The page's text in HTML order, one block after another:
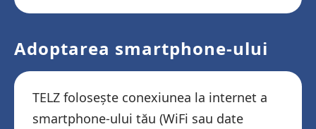
Adoptarea smartphone-ului
TELZ folosește conexiunea la internet a
smartphone-ului tău (WiFi sau date